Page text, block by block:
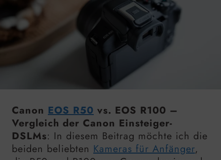
Canon EOS R50 vs. EOS R100 –
Vergleich der Canon Einsteiger-
DSLMs: In diesem Beitrag möchte ich die
beiden beliebten Kameras für Anfänger,